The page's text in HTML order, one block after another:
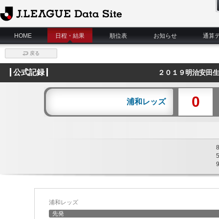
J.League Data Site
HOME
日程・結果 順位表 お知らせ 通算
戻る
公式記録 ２０１９明治安田
浦和レッズ 0
8
5
9
浦和レッズ
先発